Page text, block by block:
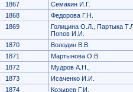
1867
Семакин И.Г.
1868
Федорова Г.Н.
1869
Голицина О.Л., Партыка
Попов И.И.
1870 Володин В.В.
1871
Мартынова О.В.
1872
Мудров А.Н.,
1873
Исаченко И.И.
1874
Козырев Г.И.